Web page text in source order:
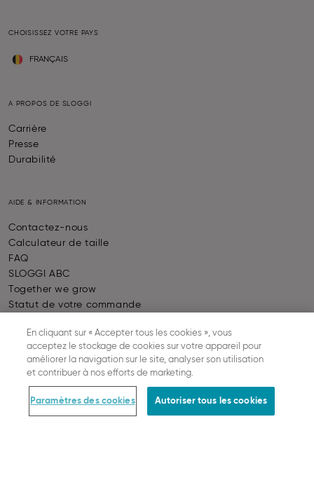
CHOISISSEZ VOTRE PAYS
FRANÇAIS
A PROPOS DE SLOGGI
Carrière
Presse
Durabilité
AIDE & INFORMATION
Contactez-nous
Calculateur de taille
FAQ
SLOGGI ABC
Together we grow
Statut de votre commande
COMMANDE & INFORMATIONS JURIDIQUES
Paiement
Livraison
Retour
En cliquant sur « Accepter tous les cookies », vous
acceptez le stockage de cookies sur votre appareil pour
améliorer la navigation sur le site, analyser son utilisation
et contribuer à nos efforts de marketing.
Paramètres des cookies Autoriser tous les cookies